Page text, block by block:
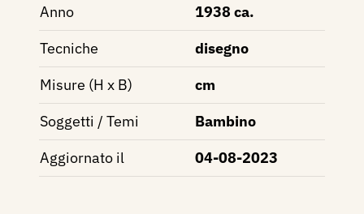
Anno
1938 ca.
Tecniche
disegno
Misure (H x B)
cm
Soggetti / Temi
Bambino
Aggiornato il
04-08-2023